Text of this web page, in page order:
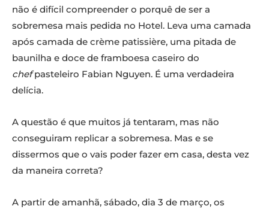
não é difícil compreender o porquê de ser a
sobremesa mais pedida no Hotel. Leva uma camada
após camada de crème patissière, uma pitada de
baunilha e doce de framboesa caseiro do
chefpasteleiro Fabian Nguyen. É uma verdadeira
delícia.
A questão é que muitos já tentaram, mas não
conseguiram replicar a sobremesa. Mas e se
dissermos que o vais poder fazer em casa, desta vez
da maneira correta?
A partir de amanhã, sábado, dia 3 de março, os